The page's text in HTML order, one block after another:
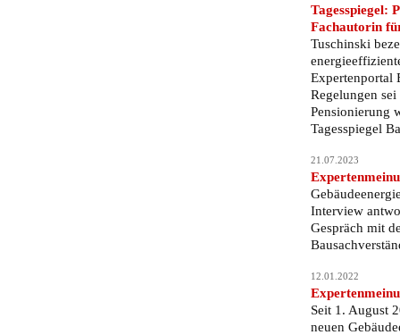
Tagesspiegel:
Fachautorin
Tuschinski
Expertenportal
Regelungen
Pensionierung
Tagesspiegel
21.07.2023
Interview
Gespräch mit
12.01.2022
Seit 1. August
neuen